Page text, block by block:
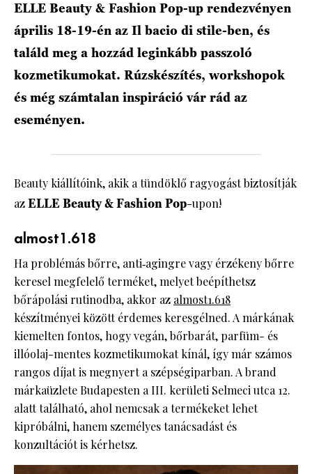
ELLE Beauty & Fashion Pop-up rendezvényen
április 18-19-én az Il bacio di stile-ben, és
találd meg a hozzád leginkább passzoló
kozmetikumokat. Rúzskészítés, workshopok
és még számtalan inspiráció vár rád az
eseményen.
Beauty kiállítóink, akik a tündöklő ragyogást biztosítják
azELLE Beauty & Fashion Pop-upon!
almost1.618
Ha problémás bőrre, anti‑agingre vagy érzékeny bőrre
keresel megfelelő terméket, melyet beépíthetsz
bőrápolási rutinodba, akkor az almost1.618
készítményei között érdemes keresgélned. A márkának
kiemelten fontos, hogy vegán, bőrbarát, parfüm- és
illóolaj-mentes kozmetikumokat kínál, így már számos
rangos díjat is megnyert a szépségiparban. A brand
márkaüzlete Budapesten a III. kerületi Selmeci utca 12.
alatt található, ahol nemcsak a termékeket lehet
kipróbálni, hanem személyes tanácsadást és
konzultációt is kérhetsz.